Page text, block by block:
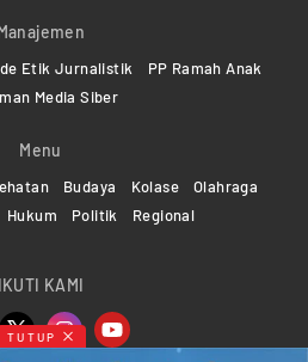
Manajemen
Etik Jurnalistik
PP Ramah Anak
Media Siber
Menu
Budaya Kolase
Olahraga
Hukum Politik Regional
IKUTI KAMI
TUTUP